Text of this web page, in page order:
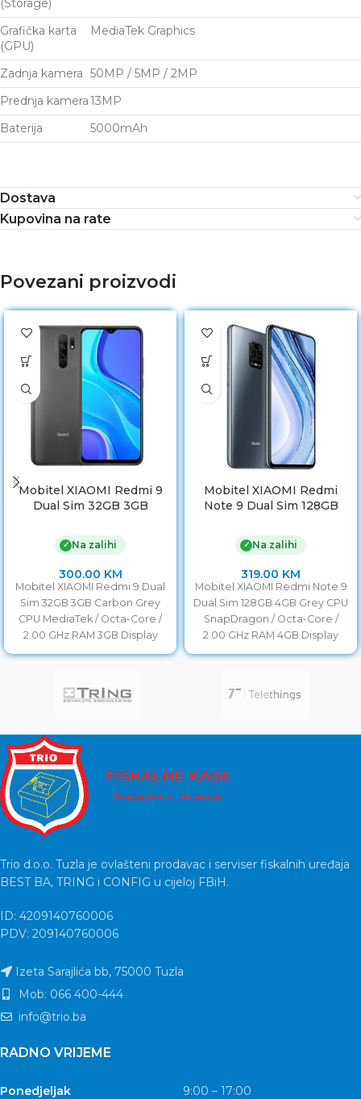
(Storage)
Grafička karta
(GPU)
MediaTek Graphics
Zadnja kamera 50MP / 5MP / 2MP
Prednja kamera13MP
Baterija
5000mAh
Dostava
Kupovina na rate
Povezani proizvodi
Mobitel XIAOMI Redmi 9
Dual Sim 32GB 3GB
✓ Na zalihi
300.00 KM
Mobitel XIAOMI Redmi 9 Dual
Sim 32GB 3GB Carbon Grey
CPU MediaTek / Octa-Core /
2.00 GHz RAM 3GB Display
Mobitel XIAOMI Redmi
Note 9 Dual Sim 128GB
✓ Na zalihi
319.00 KM
Mobitel XIAOMI Redmi Note 9
Dual Sim 128GB 4GB Grey CPU
SnapDragon / Octa-Core /
2.00 GHz RAM 4GB Display
Trio d.o.o. Tuzla je ovlašteni prodavac i serviser fiskalnih uređaja
BEST BA, TRING i CONFIG u cijeloj FBiH.
ID: 4209140760006
PDV: 209140760006
Izeta Sarajlića bb, 75000 Tuzla
Mob: 066 400-444
info@trio.ba
RADNO VRIJEME
Ponedjeljak
9:00 – 17:00